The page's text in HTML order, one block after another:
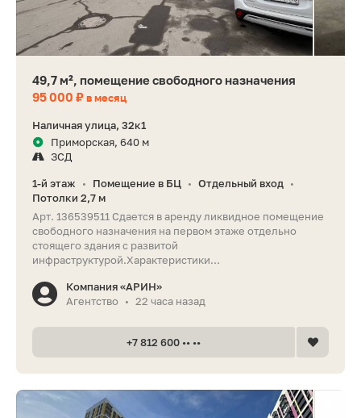
49,7 м², помещение свободного назначения
95 000 ₽в месяц
Наличная улица, 32к1
Приморская, 640 м
ЗСД
1-й этаж • Помещение в БЦ • Отдельный вход •
Потолки 2,7 м
Арт. 136539511 Сдается в аренду ликвидное помещение
свободного назначения на первом этаже отдельно
стоящего здания с развитой
инфраструктурой.Характеристики...
Компания «АРИН»
Агентство
• 22 часа назад
+7 812 600 •• ••